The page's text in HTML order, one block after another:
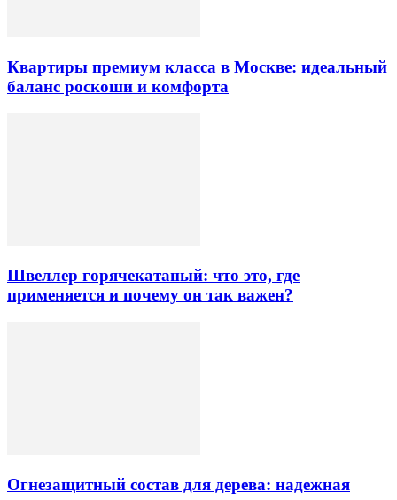
Квартиры премиум класса в Москве: идеальный
баланс роскоши и комфорта
Швеллер горячекатаный: что это, где
применяется и почему он так важен?
Огнезащитный состав для дерева: надежная